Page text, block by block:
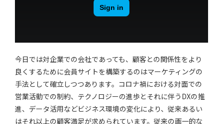
今日では対企業での会社であっても、顧客との関係性をより
良くするために会員サイトを構築するのはマーケティングの
手法として確立しつつあります。コロナ禍における対面での
営業活動での制約、テクノロジーの進歩とそれに伴うDXの推
進、データ活用などビジネス環境の変化により、従来あるい
はそれ以上の顧客満足が求められています。従来の画一的な